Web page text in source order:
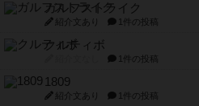
ガルフストライク
紹介文あり 1件の投稿
クルティボ
1件の投稿
1809
紹介文あり 1件の投稿